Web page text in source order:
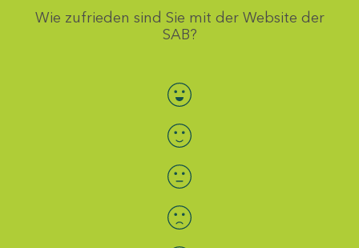
Wie zufrieden sind Sie mit der Website der
SAB?
Bewertung auswählen